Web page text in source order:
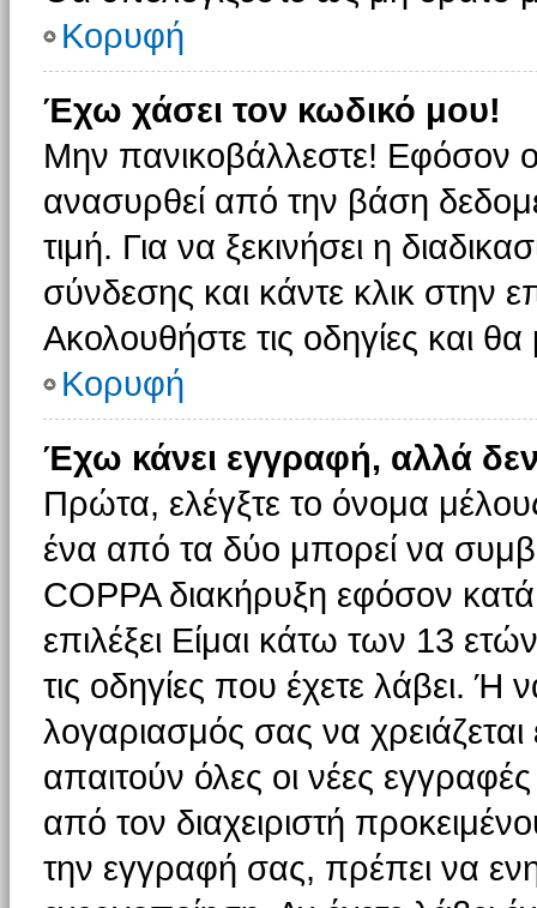
Κορυφή
Έχω χάσει τον κωδικό μου!
Μην πανικοβάλλεστε! Εφόσον
ανασυρθεί από την βάση
τιμή. Για να ξεκινήσει η
σύνδεσης και κάντε κλικ στην
Ακολουθήστε τις οδηγίες και
Κορυφή
Έχω κάνει εγγραφή, αλλά
Πρώτα, ελέγξτε το όνομα
ένα από τα δύο μπορεί να
COPPA διακήρυξη εφόσον κατά
επιλέξει Είμαι κάτω των 13
τις οδηγίες που έχετε λάβει. Ή
λογαριασμός σας να
απαιτούν όλες οι νέες
από τον διαχειριστή
την εγγραφή σας, πρέπει να